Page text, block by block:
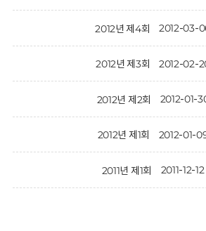
2012년 제4회 2012-03-
2012년 제3회 2012-02-
2012년 제2회 2012-01-
2012년 제1회 2012-01-
2011년 제1회 2011-12-12